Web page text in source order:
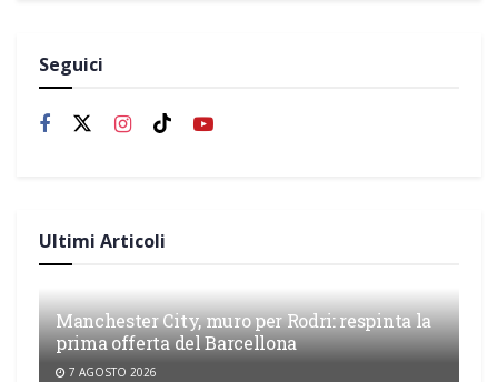
Seguici
Ultimi Articoli
Manchester City, muro per Rodri: respinta la
prima offerta del Barcellona
7 AGOSTO 2026